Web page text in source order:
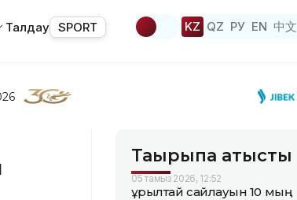
Талдау SPORT KZ QZ РУ EN 中文
Тақырыпқа қатысты
05 тамыз 2026, 12:52
Құрылтай сайлауын 10 мың